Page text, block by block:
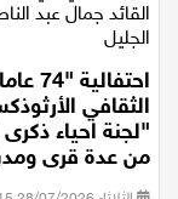
الثقافي
"لجنة احياء
من عدة قرى